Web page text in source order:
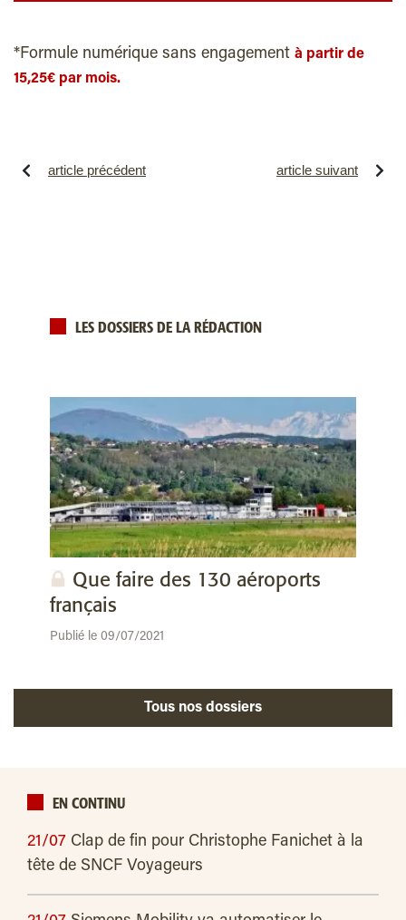
*Formule numérique sans engagement à partir de
15,25€ par mois.
article précédent article suivant
LES DOSSIERS DE LA RÉDACTION
Que faire des 130 aéroports
français
Publié le 09/07/2021
Tous nos dossiers
EN CONTINU
21/07 Clap de fin pour Christophe Fanichet à la
tête de SNCF Voyageurs